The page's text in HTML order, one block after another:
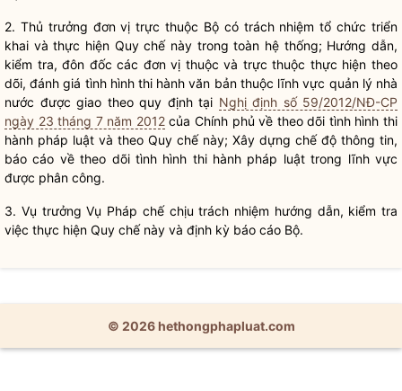
2. Thủ trưởng đơn vị trực thuộc Bộ có trách nhiệm tổ chức triển
khai và thực hiện Quy chếnày trong toàn hệ thống; Hướng dẫn,
kiểm tra, đôn đốc các đơn vị thuộc và trực thuộc thực hiện theo
dõi, đánh giá tình hình thi hành văn bản thuộc lĩnh vực quản lý nhà
nước được giao theo quy định tại Nghị định số 59/2012/NĐ-CP
ngày 23 tháng 7 năm 2012của Chính phủ về theo dõi tình hình thi
hành pháp luật và theo Quy chếnày; Xây dựng chế độ thông tin,
báo cáo về theo dõi tình hình thi hành pháp luậttrong lĩnh vực
được phân công.
3. Vụ trưởng Vụ Pháp chếchịu trách nhiệm hướng dẫn, kiểm tra
việc thực hiện Quy chếnày và định kỳ báo cáo Bộ.
© 2026 hethongphapluat.com